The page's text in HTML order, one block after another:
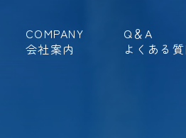
COMPANY
会社案内
Q＆A
よくある